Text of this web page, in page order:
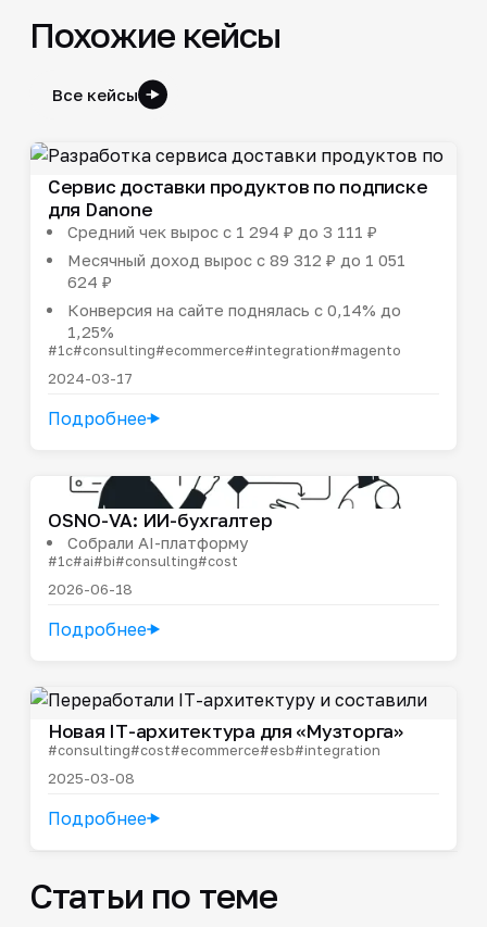
Похожие кейсы
Все кейсы
Сервис доставки продуктов по подписке
для Danone
Средний чек вырос с 1 294 ₽ до 3 111 ₽
Месячный доход вырос с 89 312 ₽ до 1 051
624 ₽
Конверсия на сайте поднялась с 0,14% до
1,25%
#1c#consulting#ecommerce#integration#magento
2024-03-17
Подробнее
OSNO-VA: ИИ-бухгалтер
Собрали AI-платформу
#1c#ai#bi#consulting#cost
2026-06-18
Подробнее
Новая IT-архитектура для «Музторга»
#consulting#cost#ecommerce#esb#integration
2025-03-08
Подробнее
Статьи по теме